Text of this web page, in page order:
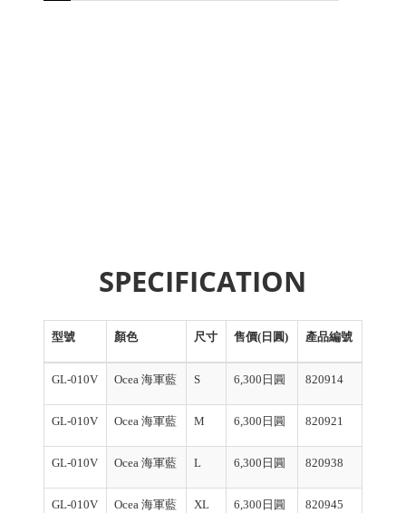
SPECIFICATION
型號 顏色 尺寸 售價(日圓) 產品編號
GL-010V Ocea 海軍藍 S 6,300日圓 820914
GL-010V Ocea 海軍藍 M 6,300日圓 820921
GL-010V Ocea 海軍藍 L 6,300日圓 820938
GL-010V Ocea 海軍藍 XL 6,300日圓 820945